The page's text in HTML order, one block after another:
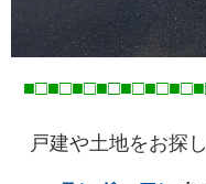
戸建や土地をお探